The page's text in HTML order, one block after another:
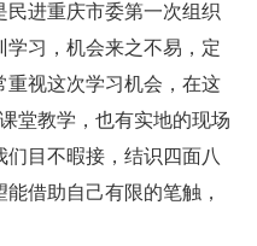
民进重庆市委第一次组织
习，机会来之不易，定
重视这次学习机会，在这
堂教学，也有实地的现场
目不暇接，结识四面八
借助自己有限的笔触，